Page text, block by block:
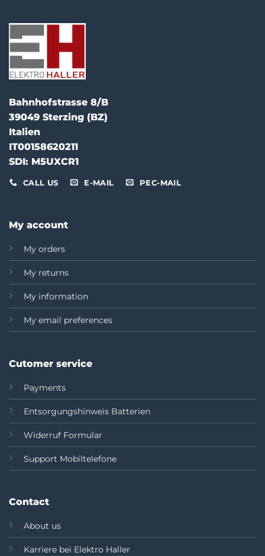
Bahnhofstrasse 8/B
39049 Sterzing (BZ)
Italien
IT00158620211
SDI: M5UXCR1
CALL US E-MAIL PEC-MAIL
My account
My orders
My returns
My information
My email preferences
Cutomer service
Payments
Entsorgungshinweis Batterien
Widerruf Formular
Support Mobiltelefone
Contact
About us
Karriere bei Elektro Haller